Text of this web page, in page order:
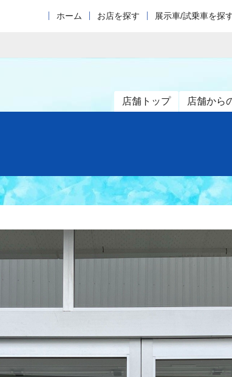
ホーム お店を探す 展示車/試乗車を探
店舗トップ 店舗から